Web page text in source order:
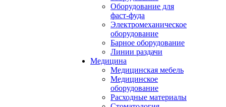
Оборудование для
фаст-фуда
Электромеханическое
оборудование
Барное оборудование
Линии раздачи
Медицина
Медицинская мебель
Медицинское
оборудование
Расходные материалы